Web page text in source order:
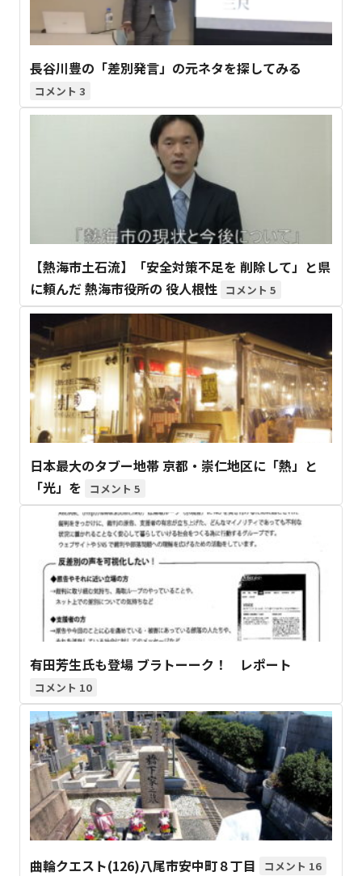
長谷川豊の「差別発言」の元ネタを探してみる
3
【熱海市土石流】「安全対策不足を 削除して」と県
に頼んだ 熱海市役所の 役人根性
5
日本最大のタブー地帯 京都・崇仁地区に「熱」と
「光」を
5
有田芳生氏も登場 ブラトーーク！ レポート
10
曲輪クエスト(126)八尾市安中町８丁目 16